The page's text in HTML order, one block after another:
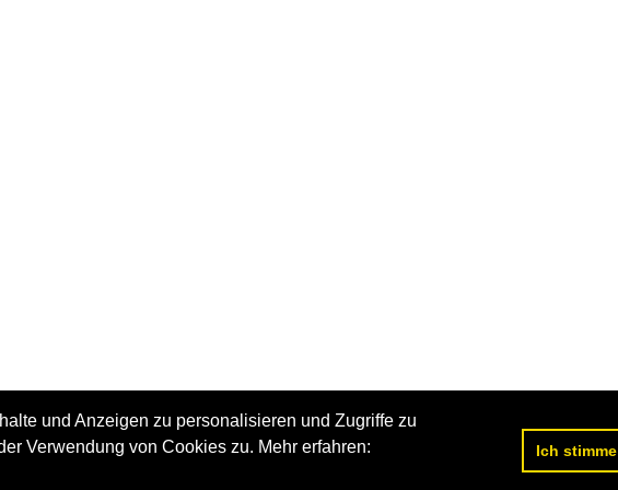
Datenschutzerklärung
und Anzeigen zu personalisieren und Zugriffe zu
Verwendung von Cookies zu. Mehr erfahren:
Ich